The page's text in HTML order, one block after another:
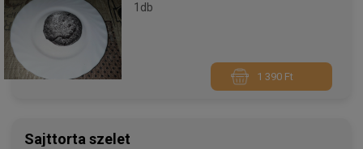
1db
1 390 Ft
Sajttorta szelet